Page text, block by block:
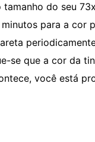
tamanho do seu
para a cor
se que a cor da
você está